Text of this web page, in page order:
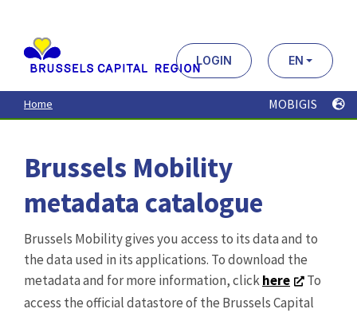
contenu
principal
LOGIN EN
Home MOBIGIS
Brussels Mobility
metadata catalogue
Brussels Mobility gives you access to its data and to
the data used in its applications. To download the
metadata and for more information, clickhere
To
access the official datastore of the Brussels Capital